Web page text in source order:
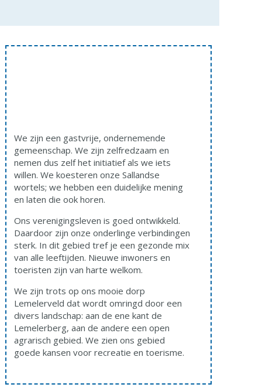
We zijn een gastvrije, ondernemende
gemeenschap. We zijn zelfredzaam en
nemen dus zelf het initiatief als we iets
willen. We koesteren onze Sallandse
wortels; we hebben een duidelijke mening
en laten die ook horen.
Ons verenigingsleven is goed ontwikkeld.
Daardoor zijn onze onderlinge verbindingen
sterk. In dit gebied tref je een gezonde mix
van alle leeftijden. Nieuwe inwoners en
toeristen zijn van harte welkom.
We zijn trots op ons mooie dorp
Lemelerveld dat wordt omringd door een
divers landschap: aan de ene kant de
Lemelerberg, aan de andere een open
agrarisch gebied. We zien ons gebied
goede kansen voor recreatie en toerisme.